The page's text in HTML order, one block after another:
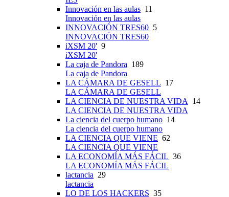
Innovación en las aulas 11
Innovación en las aulas
INNOVACIÓN TRES60 5
INNOVACIÓN TRES60
iXSM 20' 9
iXSM 20'
La caja de Pandora 189
La caja de Pandora
LA CÁMARA DE GESELL 17
LA CÁMARA DE GESELL
LA CIENCIA DE NUESTRA VIDA 14
LA CIENCIA DE NUESTRA VIDA
La ciencia del cuerpo humano 14
La ciencia del cuerpo humano
LA CIENCIA QUE VIENE 62
LA CIENCIA QUE VIENE
LA ECONOMÍA MÁS FÁCIL 36
LA ECONOMÍA MÁS FÁCIL
lactancia 29
lactancia
LO DE LOS HACKERS 35